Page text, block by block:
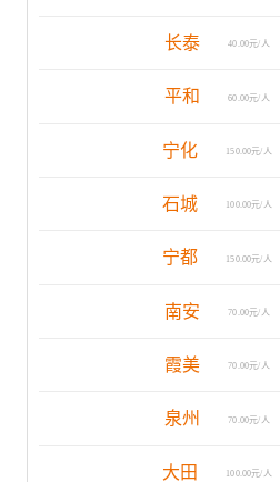
长泰 40.00元/人
平和 60.00元/人
宁化 150.00元/人
石城 100.00元/人
宁都 150.00元/人
南安 70.00元/人
霞美 70.00元/人
泉州 70.00元/人
大田 100.00元/人